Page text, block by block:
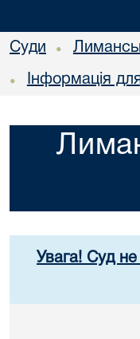
Суди •
• Інформація
Увага! Суд не